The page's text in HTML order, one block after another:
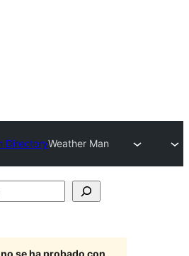
DirectoryWeather Man
no se ha probado con